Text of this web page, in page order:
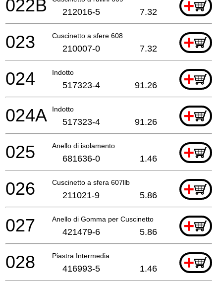
+
022B 212016-5 7.32
Cuscinetto a sfere 608 +
023 210007-0 7.32
Indotto +
024 517323-4 91.26
Indotto +
024A 517323-4 91.26
Anello di isolamento +
025 681636-0 1.46
Cuscinetto a sfera 607llb +
026 211021-9 5.86
Anello di Gomma per Cuscinetto +
027 421479-6 5.86
Piastra Intermedia +
028 416993-5 1.46